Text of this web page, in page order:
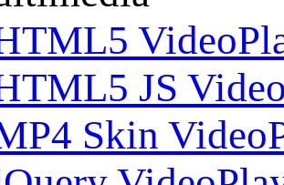
JS
Skin